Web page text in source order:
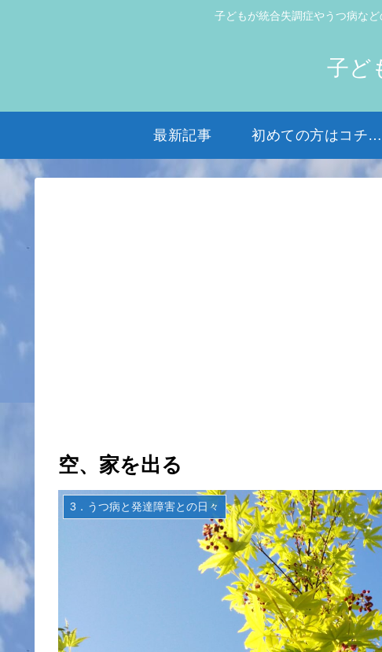
子どもが統合失調症やうつ病な
子ど
最新記事 初めての方はコチラから
空、家を出る
3．うつ病と発達障害との日々